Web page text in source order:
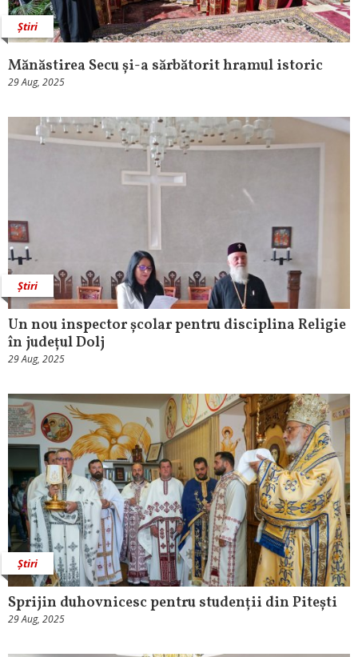
Știri
Mănăstirea Secu și-a sărbătorit hramul istoric
29 Aug, 2025
Știri
Un nou inspector școlar pentru disciplina Religie
în județul Dolj
29 Aug, 2025
Știri
Sprijin duhovnicesc pentru studenții din Pitești
29 Aug, 2025